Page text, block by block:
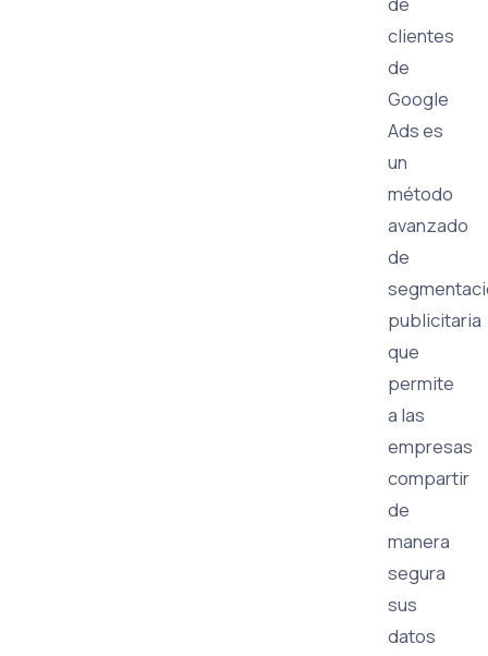
clientes
de
Google
Ads es
un
método
avanzado
de
publicitaria
que
permite
a las
empresas
compartir
de
manera
segura
sus
datos